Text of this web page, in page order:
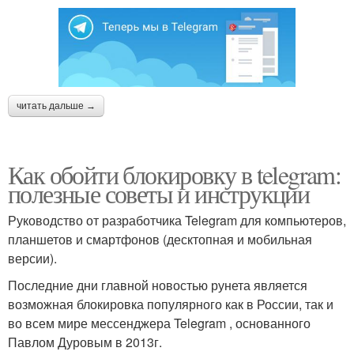
читать дальше →
Как обойти блокировку в telegram:
полезные советы и инструкции
Руководство от разработчика Telegram для компьютеров,
планшетов и смартфонов (десктопная и мобильная
версии).
Последние дни главной новостью рунета является
возможная блокировка популярного как в России, так и
во всем мире мессенджера Telegram , основанного
Павлом Дуровым в 2013г.